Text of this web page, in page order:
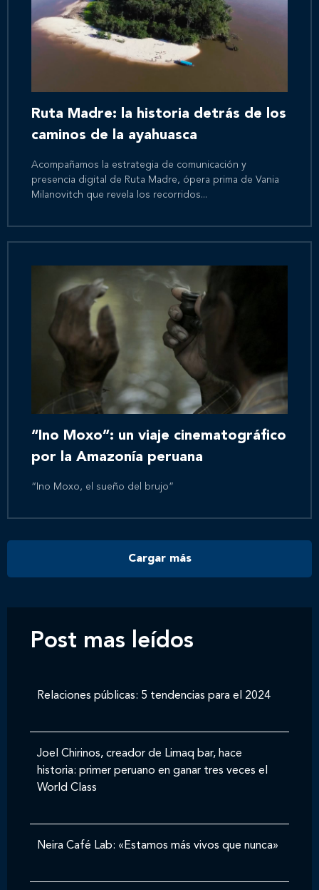
Inicio
Nosotros
Nuestros servicios
Nuestros clientes
Novedades
Contáctanos
Ruta Madre: la historia detrás de los
caminos de la ayahuasca
Acompañamos la estrategia de comunicación y
presencia digital de Ruta Madre, ópera prima de Vania
Milanovitch que revela los recorridos...
“Ino Moxo”: un viaje cinematográfico
por la Amazonía peruana
“Ino Moxo, el sueño del brujo”
Cargar más
Post mas leídos
Relaciones públicas: 5 tendencias para el 2024
Joel Chirinos, creador de Limaq bar, hace
historia: primer peruano en ganar tres veces el
World Class
Neira Café Lab: «Estamos más vivos que nunca»